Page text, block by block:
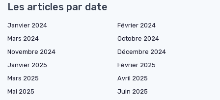
Les articles par date
Janvier 2024
Février 2024
Mars 2024
Octobre 2024
Novembre 2024
Décembre 2024
Janvier 2025
Février 2025
Mars 2025
Avril 2025
Mai 2025
Juin 2025